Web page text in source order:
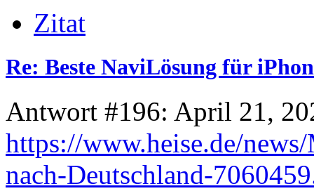
Zitat
Re: Beste NaviLösung für
Antwort #196: April 21,
https://www.heise.de/
nach-Deutschland-